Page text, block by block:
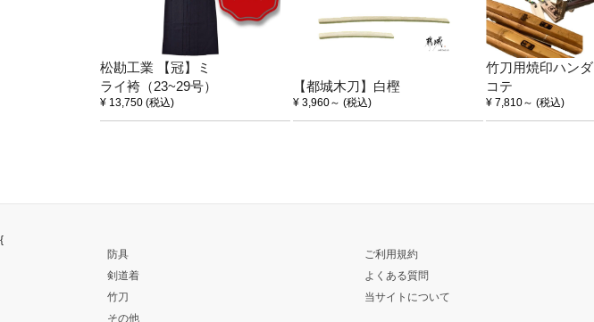
松勘工業 【冠】ミ
ライ袴（23~29号）
¥ 13,750 (税込)
【都城木刀】白樫
¥ 3,960～ (税込)
竹刀用焼印ハンダ
コテ
¥ 7,810～ (税込)
{
防具
剣道着
竹刀
その他
ご利用規約
よくある質問
当サイトについて